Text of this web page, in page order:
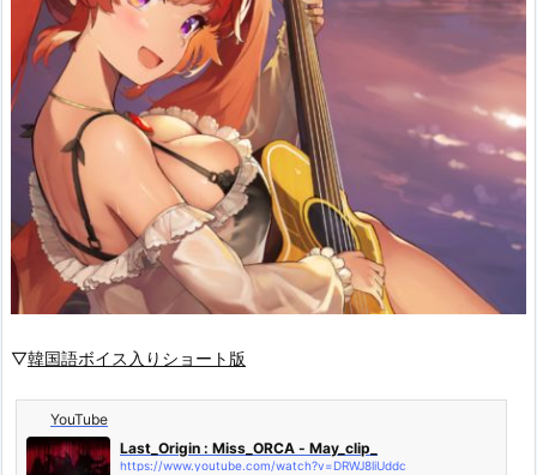
▽韓国語ボイス入りショート版
YouTube
Last_Origin : Miss_ORCA - May_clip_
https://www.youtube.com/watch?v=DRWJ8liUddc